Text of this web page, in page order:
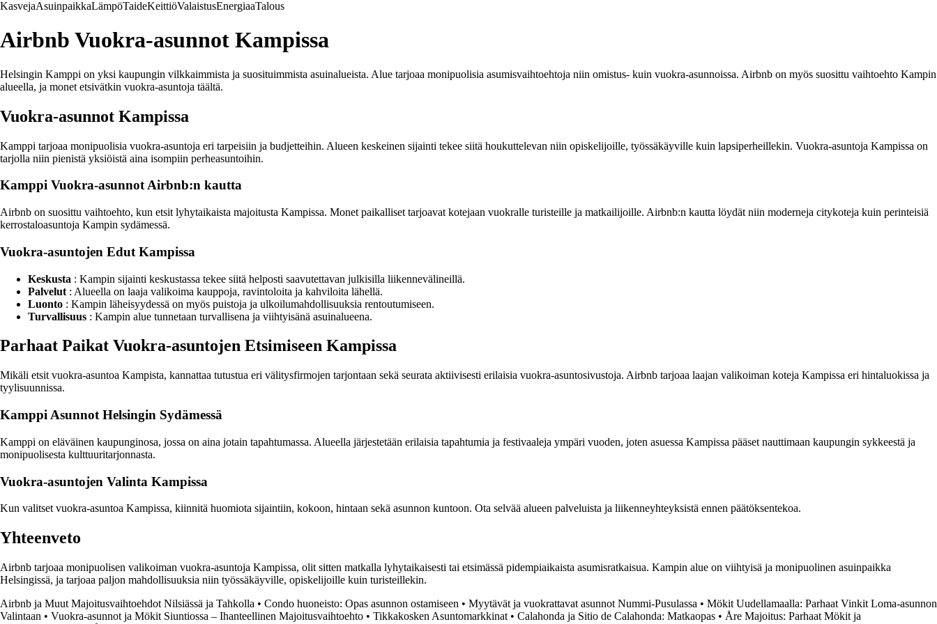
KasvejaAsuinpaikkaLämpöTaideKeittiöValaistusEnergiaaTalous
Airbnb Vuokra-asunnot Kampissa
Helsingin Kamppi on yksi kaupungin vilkkaimmista ja suosituimmista asuinalueista. Alue tarjoaa monipuolisia asumisvaihtoehtoja niin omistus- kuin vuokra-asunnoissa. Airbnb on myös suosittu vaihtoehto Kampin
alueella, ja monet etsivätkin vuokra-asuntoja täältä.
Vuokra-asunnot Kampissa
Kamppi tarjoaa monipuolisia vuokra-asuntoja eri tarpeisiin ja budjetteihin. Alueen keskeinen sijainti tekee siitä houkuttelevan niin opiskelijoille, työssäkäyville kuin lapsiperheillekin. Vuokra-asuntoja Kampissa on
tarjolla niin pienistä yksiöistä aina isompiin perheasuntoihin.
Kamppi Vuokra-asunnot Airbnb:n kautta
Airbnb on suosittu vaihtoehto, kun etsit lyhytaikaista majoitusta Kampissa. Monet paikalliset tarjoavat kotejaan vuokralle turisteille ja matkailijoille. Airbnb:n kautta löydät niin moderneja citykoteja kuin perinteisiä
kerrostaloasuntoja Kampin sydämessä.
Vuokra-asuntojen Edut Kampissa
Keskusta : Kampin sijainti keskustassa tekee siitä helposti saavutettavan julkisilla liikennevälineillä.
Palvelut : Alueella on laaja valikoima kauppoja, ravintoloita ja kahviloita lähellä.
Luonto : Kampin läheisyydessä on myös puistoja ja ulkoilumahdollisuuksia rentoutumiseen.
Turvallisuus : Kampin alue tunnetaan turvallisena ja viihtyisänä asuinalueena.
Parhaat Paikat Vuokra-asuntojen Etsimiseen Kampissa
Mikäli etsit vuokra-asuntoa Kampista, kannattaa tutustua eri välitysfirmojen tarjontaan sekä seurata aktiivisesti erilaisia vuokra-asuntosivustoja. Airbnb tarjoaa laajan valikoiman koteja Kampissa eri hintaluokissa ja
tyylisuunnissa.
Kamppi Asunnot Helsingin Sydämessä
Kamppi on eläväinen kaupunginosa, jossa on aina jotain tapahtumassa. Alueella järjestetään erilaisia tapahtumia ja festivaaleja ympäri vuoden, joten asuessa Kampissa pääset nauttimaan kaupungin sykkeestä ja
monipuolisesta kulttuuritarjonnasta.
Vuokra-asuntojen Valinta Kampissa
Kun valitset vuokra-asuntoa Kampissa, kiinnitä huomiota sijaintiin, kokoon, hintaan sekä asunnon kuntoon. Ota selvää alueen palveluista ja liikenneyhteyksistä ennen päätöksentekoa.
Yhteenveto
Airbnb tarjoaa monipuolisen valikoiman vuokra-asuntoja Kampissa, olit sitten matkalla lyhytaikaisesti tai etsimässä pidempiaikaista asumisratkaisua. Kampin alue on viihtyisä ja monipuolinen asuinpaikka
Helsingissä, ja tarjoaa paljon mahdollisuuksia niin työssäkäyville, opiskelijoille kuin turisteillekin.
Airbnb ja Muut Majoitusvaihtoehdot Nilsiässä ja Tahkolla • Condo huoneisto: Opas asunnon ostamiseen • Myytävät ja vuokrattavat asunnot Nummi-Pusulassa • Mökit Uudellamaalla: Parhaat Vinkit Loma-asunnon
Valintaan • Vuokra-asunnot ja Mökit Siuntiossa – Ihanteellinen Majoitusvaihtoehto • Tikkakosken Asuntomarkkinat • Calahonda ja Sitio de Calahonda: Matkaopas • Åre Majoitus: Parhaat Mökit ja